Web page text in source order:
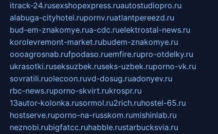
itrack-24.rusexshopexpress.ruautostudiopro.ru
alabuga-cityhotel.rupornv.ruatlantpereezd.ru
bud-em-znakomye.rua-cdc.ruelektrostal-news.ru
korolevremont-market.rubudem-znakomye.ru
oooagrosnab.rufpodaso.ruemfire.rupro-otdelky.ru
ukrasotki.ruseksuzbek.ruseks-uzbek.ruporno-vk.ru
sovratili.ruolecoon.ruvd-dosug.ruadonyev.ru
rbc-news.ruporno-skvirt.rukrospr.ru
13autor-kolonka.rusormol.ru2rich.ruhostel-65.ru
hostserve.ruporno-na-russkom.rumishinlab.ru
neznobi.rubigfatcc.ruhabble.rustarbucksvia.ru